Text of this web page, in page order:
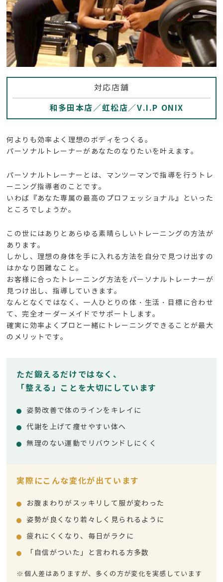
対応店舗
和多田本店／虹松店／V.I.P ONIX
何よりも効率よく理想のボディをつくる。
パーソナルトレーナーがあなたのなりたいを叶えます。
パーソナルトレーナーとは、マンツーマンで指導を行うトレ
ーニング指導者のことです。
いわば『あなた専属の最高のプロフェッショナル』といった
ところでしょうか。
この世にはありとあらゆる素晴らしいトレーニングの方法が
あります。
しかし、理想の身体を手に入れる方法を自分で見つけ出すの
はかなり困難なこと。
お客様に合ったトレーニング方法をパーソナルトレーナーが
見つけ出し、指導していきます。
なんとなくではなく、一人ひとりの体・生活・目標に合わせ
て、完全オーダーメイドでサポートします。
確実に効率よくプロと一緒にトレーニングできることが最大
のメリットです。
ただ鍛えるだけではなく、
「整える」ことを大切にしています
姿勢改善で体のラインをキレイに
代謝を上げて痩せやすい体へ
無理のない運動でリバウンドしにくく
実際にこんな変化が出ています
お腹まわりがスッキリして服が変わった
姿勢が良くなり若々しく見られるように
疲れにくくなり、毎日がラクに
「自信がついた」と言われる方多数
※個人差はありますが、多くの方が変化を実感しています